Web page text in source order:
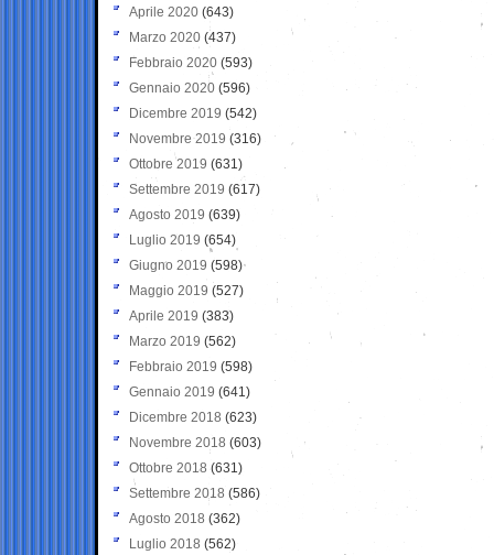
Aprile 2020 (643)
Marzo 2020 (437)
Febbraio 2020 (593)
Gennaio 2020 (596)
Dicembre 2019 (542)
Novembre 2019 (316)
Ottobre 2019 (631)
Settembre 2019 (617)
Agosto 2019 (639)
Luglio 2019 (654)
Giugno 2019 (598)
Maggio 2019 (527)
Aprile 2019 (383)
Marzo 2019 (562)
Febbraio 2019 (598)
Gennaio 2019 (641)
Dicembre 2018 (623)
Novembre 2018 (603)
Ottobre 2018 (631)
Settembre 2018 (586)
Agosto 2018 (362)
Luglio 2018 (562)